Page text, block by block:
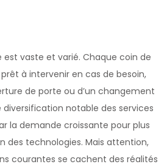
est vaste et varié. Chaque coin de
à intervenir en cas de besoin,
de porte ou d’un changement
diversification notable des services
la demande croissante pour plus
des technologies. Mais attention,
courantes se cachent des réalités